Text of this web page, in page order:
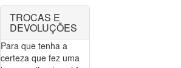
TROCAS E
DEVOLUÇÕES
Para que tenha a
certeza que fez uma